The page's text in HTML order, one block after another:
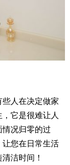
人在决定做家
它是很难让人
况归零的过
您在日常生活
洁时间！